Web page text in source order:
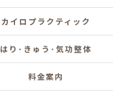
カイロプラクティック
はり･きゅう･気功整体
料金案内